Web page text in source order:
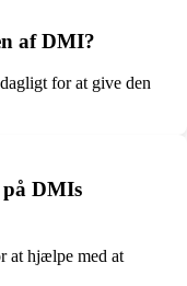
af DMI?
for at give den
på DMIs
at hjælpe med at